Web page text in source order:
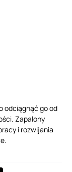
odciągnąć go od
Zapalony
i rozwijania